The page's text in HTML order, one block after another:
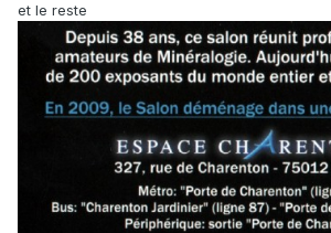
et le reste